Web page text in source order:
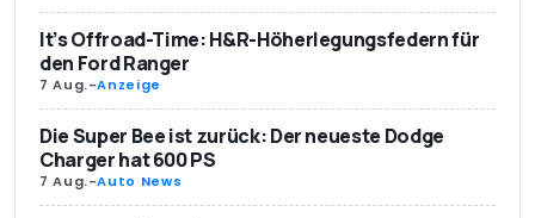
It’s Offroad-Time: H&R-Höherlegungsfedern für
den Ford Ranger
7 Aug.-Anzeige
Die Super Bee ist zurück: Der neueste Dodge
Charger hat 600 PS
7 Aug.-Auto News